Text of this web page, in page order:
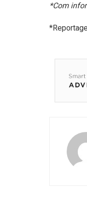
*Com